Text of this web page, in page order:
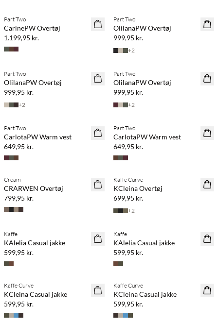
NYHED
Part Two
CarinePW Overtøj
1.199,95 kr.
NYHED
Part Two
OlilanaPW Overtøj
999,95 kr.
+2
NYHED
Part Two
OlilanaPW Overtøj
999,95 kr.
+2
NYHED
Part Two
OlilanaPW Overtøj
999,95 kr.
+2
NYHED
Part Two
CarlotaPW Warm vest
649,95 kr.
NYHED
Part Two
CarlotaPW Warm vest
649,95 kr.
NYHED
Cream
CRARWEN Overtøj
799,95 kr.
NYHED
Kaffe Curve
KCleina Overtøj
699,95 kr.
+2
NYHED
Kaffe
KAlelia Casual jakke
599,95 kr.
NYHED
Kaffe
KAlelia Casual jakke
599,95 kr.
NYHED
Kaffe Curve
KCleina Casual jakke
599,95 kr.
NYHED
Kaffe Curve
KCleina Casual jakke
599,95 kr.
Køb min. 2 & spar 20% Køb min. 2 & spar 20%